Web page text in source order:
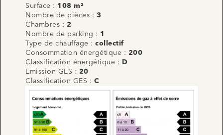
Surface : 108 m²
Nombre de pièces : 3
Chambres : 2
Nombre de parking : 1
Type de chauffage : collectif
Consommation énergétique : 200
Classification énergétique :
D
Emission GES : 20
Classification GES : C